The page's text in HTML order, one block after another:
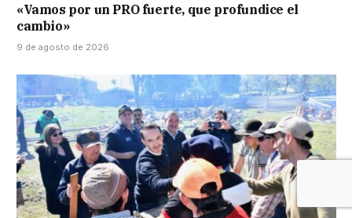
«Vamos por un PRO fuerte, que profundice el
cambio»
9 de agosto de 2026